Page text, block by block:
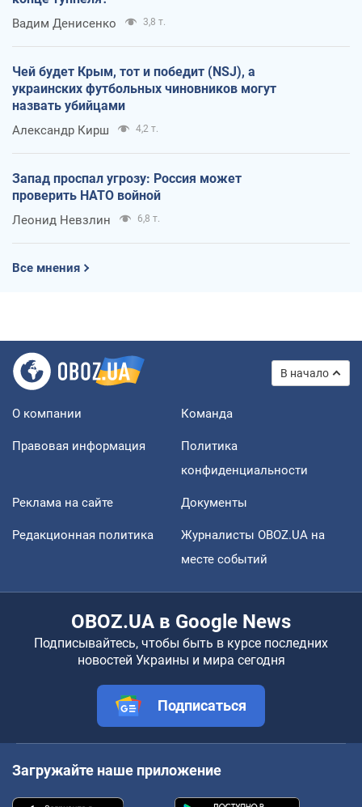
Вадим Денисенко 3,8 т.
Чей будет Крым, тот и победит (NSJ), а
украинских футбольных чиновников могут
назвать убийцами
Александр Кирш 4,2 т.
Запад проспал угрозу: Россия может
проверить НАТО войной
Леонид Невзлин 6,8 т.
Все мнения
В начало
О компании Команда
Правовая информация
Политика
конфиденциальности
Реклама на сайте Документы
Редакционная политика
Журналисты OBOZ.UA на
месте событий
OBOZ.UA в Google News
Подписывайтесь, чтобы быть в курсе последних
новостей Украины и мира сегодня
Подписаться
Загружайте наше приложение